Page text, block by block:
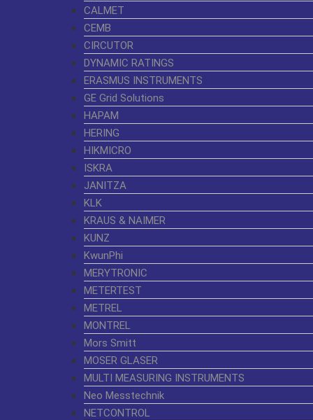
CALMET
CEMB
CIRCUTOR
DYNAMIC RATINGS
ERASMUS INSTRUMENTS
GE Grid Solutions
HAPAM
HERING
HIKMICRO
ISKRA
JANITZA
KLK
KRAUS & NAIMER
KUNZ
KwunPhi
MERYTRONIC
METERTEST
METREL
MONTREL
Mors Smitt
MOSER GLASER
MULTI MEASURING INSTRUMENTS
Neo Messtechnik
NETCONTROL